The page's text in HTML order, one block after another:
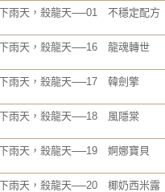
雨天，殺龍天──01 不穩定配方
雨天，殺龍天──16 龍魂轉世
雨天，殺龍天──17 韓劍擎
雨天，殺龍天──18 風隱棠
雨天，殺龍天──19 婀娜寶貝
雨天，殺龍天──20 椰奶西米露